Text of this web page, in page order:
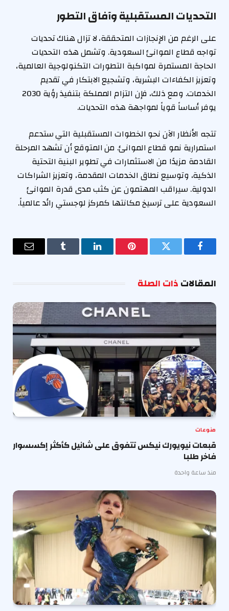
التحديات المستقبلية وآفاق التطور
على الرغم من الإنجازات المتحققة، لا تزال هناك تحديات
تواجه قطاع الموانئ السعودية. وتشمل هذه التحديات
الحاجة المستمرة لمواكبة التطورات التكنولوجية العالمية،
وتعزيز الكفاءات البشرية، وتشجيع الابتكار في تقديم
الخدمات. ومع ذلك، فإن التزام المملكة بتنفيذ رؤية 2030
يوفر أساساً قوياً لمواجهة هذه التحديات.
تتجه الأنظار الآن نحو الخطوات المستقبلية التي ستدعم
استمرارية نمو قطاع الموانئ. من المتوقع أن تشهد المرحلة
القادمة مزيدًا من الاستثمارات في تطوير البنية التحتية
الذكية، وتوسيع نطاق الخدمات المقدمة، وتعزيز الشراكات
الدولية. سيراقب المهتمون عن كثب مدى قدرة الموانئ
السعودية على ترسيخ مكانتها كمركز لوجستي رائد عالمياً.
فيسبوك تويتر بينتيريستلينكدإن Tumblr
البريد
المقالاتذات الصلة
منوعات
قبعات نيويورك نيكس تتفوق على شانيل كأكثر إكسسوار
فاخر طلبا
منذ ساعة واحدة